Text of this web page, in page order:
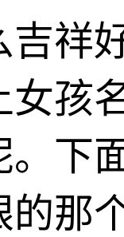
祥
孩
下
那个